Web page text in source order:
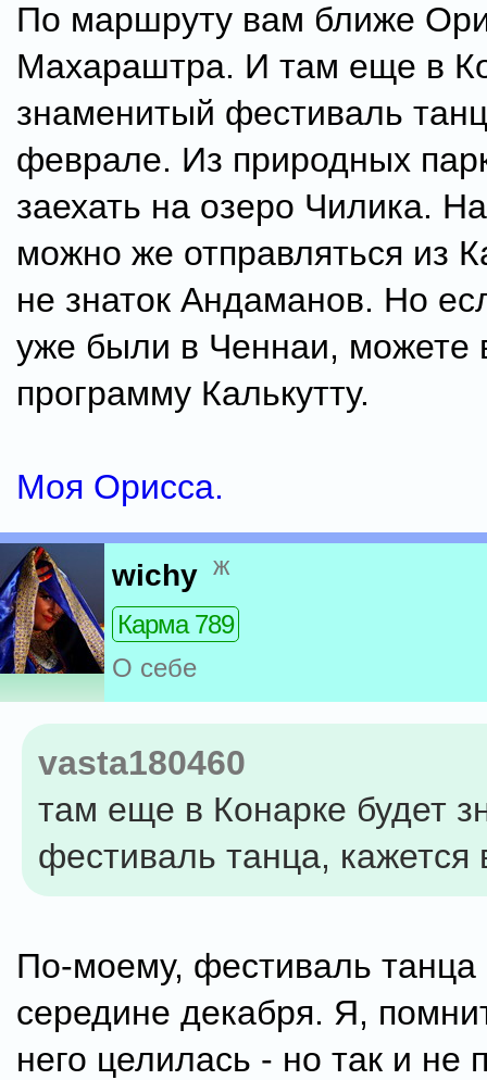
По маршруту вам ближе
Махараштра. И там еще в
знаменитый фестиваль
феврале. Из природных
заехать на озеро Чилика.
можно же отправляться из
не знаток Андаманов. Но
уже были в Ченнаи, можете
программу Калькутту.
Моя Орисса.
wichy ж
Карма 789
О себе
vasta180460
там еще в Конарке будет
фестиваль танца,
По-моему, фестиваль танца
середине декабря. Я,
него целилась - но так и не